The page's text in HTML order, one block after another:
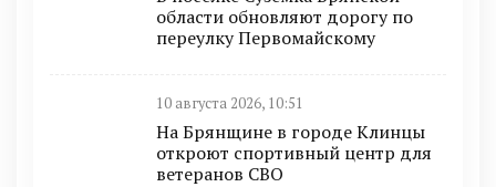
области обновляют дорогу по
переулку Первомайскому
10 августа 2026, 10:51
На Брянщине в городе Клинцы
откроют спортивный центр для
ветеранов СВО